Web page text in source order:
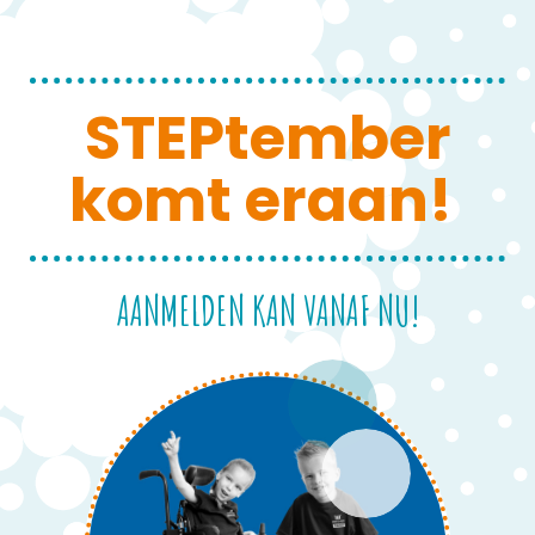
STEPtember
komt eraan!
AANMELDEN KAN VANAF NU!